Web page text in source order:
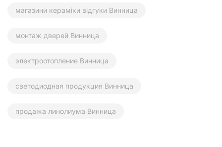
магазини кераміки відгуки Винница
монтаж дверей Винница
электроотопление Винница
светодиодная продукция Винница
продажа линолиума Винница